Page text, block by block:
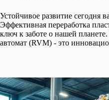
Устойчивое развитие сегодня
Эффективная переработка
ключ к заботе о нашей
автомат (RVM) - это